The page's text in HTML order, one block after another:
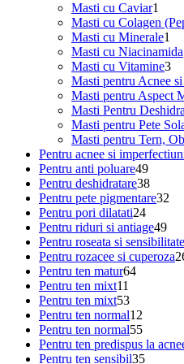
Masti cu Caviar1
Masti cu Colagen
Masti cu Minerale1
Masti cu Niacinamida
Masti cu Vitamine33
Masti pentru Acnee
Masti pentru Aspect
Masti Pentru
Masti pentru Pete
Masti pentru Tern,
Pentru acnee si
Pentru anti poluare4949
de
produse
Pentru deshidratare3838
de
Pentru pete pigmentare32
Pentru pori dilatati2424
de
produse
Pentru riduri si antiage4949
de
Pentru roseata si sensibilitate
Pentru rozacee si cuperoza
Pentru ten matur6464
Pentru ten mixt11
produse
Pentru ten mixt5353
de
produse
Pentru ten normal12
produse
Pentru ten normal5555
de
produse
Pentru ten predispus la
Pentru ten sensibil3535